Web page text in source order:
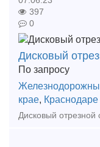
397
0
Дисковый
По запросу
крае, Краснодаре